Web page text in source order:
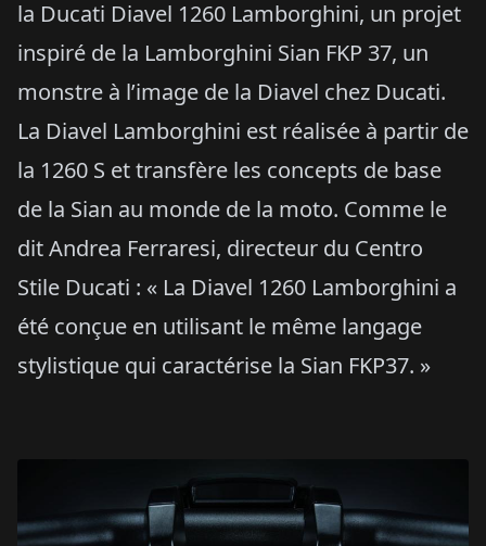
la Ducati Diavel 1260 Lamborghini, un projet
inspiré de la Lamborghini Sian FKP 37, un
monstre à l’image de la Diavel chez Ducati.
La Diavel Lamborghini est réalisée à partir de
la 1260 S et transfère les concepts de base
de la Sian au monde de la moto. Comme le
dit Andrea Ferraresi, directeur du Centro
Stile Ducati : « La Diavel 1260 Lamborghini a
été conçue en utilisant le même langage
stylistique qui caractérise la Sian FKP37. »